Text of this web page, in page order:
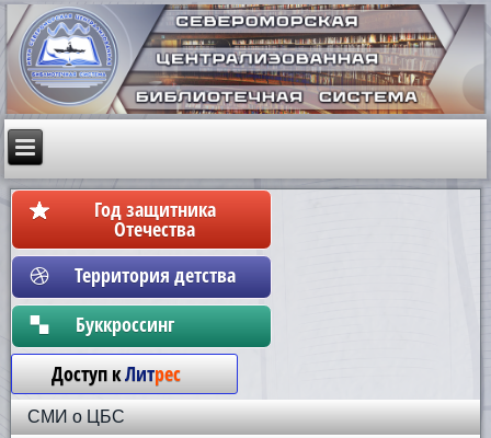
Год защитника
Отечества
Территория детства
Бyккpoccинг
Доступ кЛитрес
СМИ о ЦБС